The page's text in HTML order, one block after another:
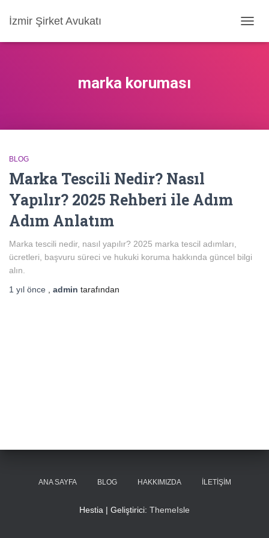
İzmir Şirket Avukatı
AÇ/
marka koruması
BLOG
Marka Tescili Nedir? Nasıl
Yapılır? 2025 Rehberi ile Adım
Adım Anlatım
Marka tescili nedir, nasıl yapılır? 2025 marka tescil adımları,
ücretleri, başvuru süreci ve hukuki koruma hakkında güncel bilgi
alın.
1 yıl önce admin tarafından
ANA SAYFA BLOG HAKKIMIZDA İLETIŞIM
Hestia | Geliştirici: ThemeIsle